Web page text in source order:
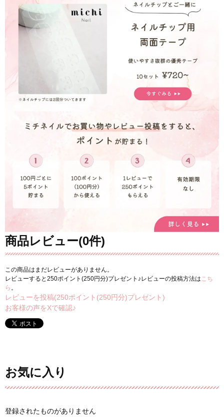
商品レビュー(0件)
この商品はまだレビューがありません。
レビューすると250ポイント(250円分)プレゼント♪レビューの投稿方法は こち
ら 。
レビューを投稿(250ポイント(250円分)プレゼント)
お客様の声をXで確認♪
お気に入り
登録されたものがありません